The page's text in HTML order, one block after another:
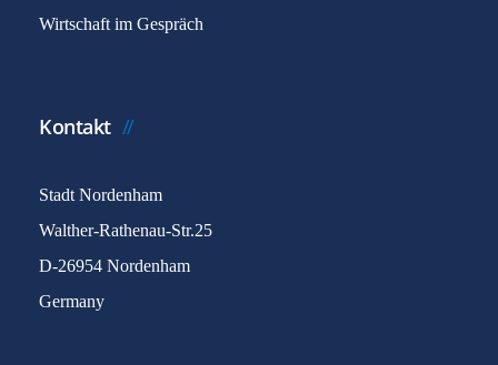
Wirtschaft im Gespräch
Kontakt
Stadt Nordenham
Walther-Rathenau-Str.25
D-26954 Nordenham
Germany